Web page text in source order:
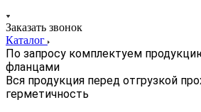
Заказать звонок
Каталог
По запросу комплектуем
фланцами
Вся продукция перед отгрузкой
герметичность